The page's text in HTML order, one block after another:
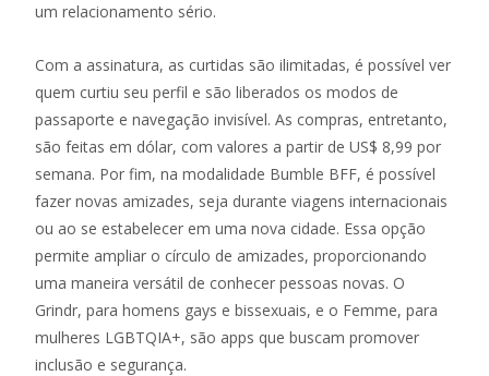
um relacionamento sério.
Com a assinatura, as curtidas são ilimitadas, é possível ver
quem curtiu seu perfil e são liberados os modos de
passaporte e navegação invisível. As compras, entretanto,
são feitas em dólar, com valores a partir de US$ 8,99 por
semana. Por fim, na modalidade Bumble BFF, é possível
fazer novas amizades, seja durante viagens internacionais
ou ao se estabelecer em uma nova cidade. Essa opção
permite ampliar o círculo de amizades, proporcionando
uma maneira versátil de conhecer pessoas novas. O
Grindr, para homens gays e bissexuais, e o Femme, para
mulheres LGBTQIA+, são apps que buscam promover
inclusão e segurança.